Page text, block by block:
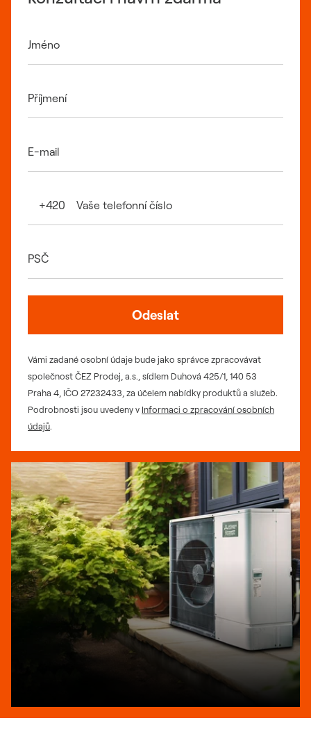
+420
Odeslat
Vámi zadané osobní údaje bude jako správce zpracovávat
společnost ČEZ Prodej, a.s., sídlem Duhová 425/1, 140 53
Praha 4, IČO 27232433, za účelem nabídky produktů a služeb.
Podrobnosti jsou uvedeny v Informaci o zpracování osobních
údajů.